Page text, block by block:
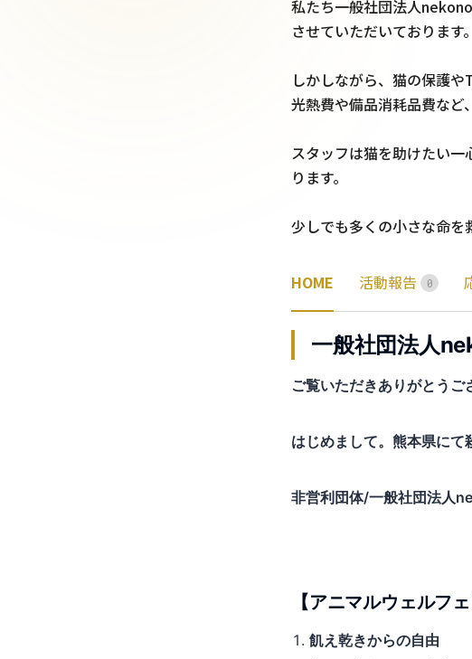
私たち一般社団法人
させていただいております。
しかしながら、猫の保護
光熱費や備品消耗品費など
スタッフは猫を助けたい
ります。
少しでも多くの小さな命を
HOME 活動報告 0
一般社団法人
ご覧いただきありがとうご
はじめまして。熊本県にて
非営利団体/一般社団法人
【アニマルウェルフ
飢え乾きからの自由